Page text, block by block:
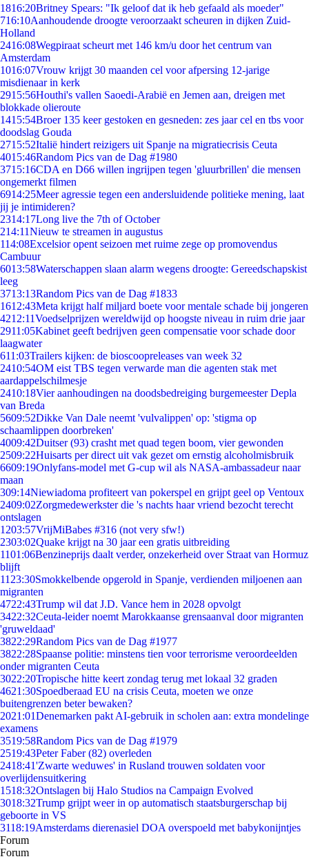
1816:20Britney Spears: "Ik geloof dat ik heb gefaald als moeder"
716:10Aanhoudende droogte veroorzaakt scheuren in dijken Zuid-
Holland
2416:08Wegpiraat scheurt met 146 km/u door het centrum van
Amsterdam
1016:07Vrouw krijgt 30 maanden cel voor afpersing 12-jarige
misdienaar in kerk
2915:56Houthi's vallen Saoedi-Arabië en Jemen aan, dreigen met
blokkade olieroute
1415:54Broer 135 keer gestoken en gesneden: zes jaar cel en tbs voor
doodslag Gouda
2715:52Italië hindert reizigers uit Spanje na migratiecrisis Ceuta
4015:46Random Pics van de Dag #1980
3715:16CDA en D66 willen ingrijpen tegen 'gluurbrillen' die mensen
ongemerkt filmen
6914:25Meer agressie tegen een andersluidende politieke mening, laat
jij je intimideren?
2314:17Long live the 7th of October
214:11Nieuw te streamen in augustus
114:08Excelsior opent seizoen met ruime zege op promovendus
Cambuur
6013:58Waterschappen slaan alarm wegens droogte: Gereedschapskist
leeg
3713:13Random Pics van de Dag #1833
1612:43Meta krijgt half miljard boete voor mentale schade bij jongeren
4212:11Voedselprijzen wereldwijd op hoogste niveau in ruim drie jaar
2911:05Kabinet geeft bedrijven geen compensatie voor schade door
laagwater
611:03Trailers kijken: de bioscoopreleases van week 32
2410:54OM eist TBS tegen verwarde man die agenten stak met
aardappelschilmesje
2410:18Vier aanhoudingen na doodsbedreiging burgemeester Depla
van Breda
5609:52Dikke Van Dale neemt 'vulvalippen' op: 'stigma op
schaamlippen doorbreken'
4009:42Duitser (93) crasht met quad tegen boom, vier gewonden
2509:22Huisarts per direct uit vak gezet om ernstig alcoholmisbruik
6609:19Onlyfans-model met G-cup wil als NASA-ambassadeur naar
maan
309:14Niewiadoma profiteert van pokerspel en grijpt geel op Ventoux
2409:02Zorgmedewerkster die 's nachts haar vriend bezocht terecht
ontslagen
1203:57VrijMiBabes #316 (not very sfw!)
2303:02Quake krijgt na 30 jaar een gratis uitbreiding
1101:06Benzineprijs daalt verder, onzekerheid over Straat van Hormuz
blijft
11 23:30Smokkelbende opgerold in Spanje, verdienden miljoenen aan
migranten
4722:43Trump wil dat J.D. Vance hem in 2028 opvolgt
3422:32Ceuta-leider noemt Marokkaanse grensaanval door migranten
'gruweldaad'
3822:29Random Pics van de Dag #1977
3822:28Spaanse politie: minstens tien voor terrorisme veroordeelden
onder migranten Ceuta
3022:20Tropische hitte keert zondag terug met lokaal 32 graden
4621:30Spoedberaad EU na crisis Ceuta, moeten we onze
buitengrenzen beter bewaken?
2021:01Denemarken pakt AI-gebruik in scholen aan: extra mondelinge
examens
3519:58Random Pics van de Dag #1979
2519:43Peter Faber (82) overleden
2418:41'Zwarte weduwes' in Rusland trouwen soldaten voor
overlijdensuitkering
1518:32Ontslagen bij Halo Studios na Campaign Evolved
3018:32Trump grijpt weer in op automatisch staatsburgerschap bij
geboorte in VS
3118:19Amsterdams dierenasiel DOA overspoeld met babykonijntjes
Forum
Forum